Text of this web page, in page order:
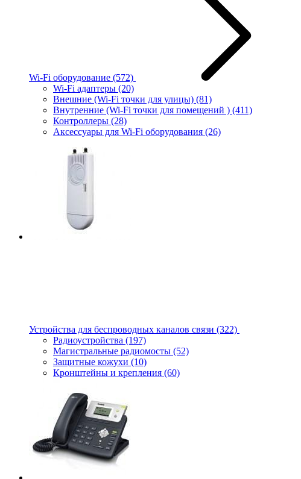
Wi-Fi оборудование (572)
Wi-Fi адаптеры (20)
Внешние (Wi-Fi точки для улицы) (81)
Внутренние (Wi-Fi точки для помещений ) (411)
Контроллеры (28)
Аксессуары для Wi-Fi оборудования (26)
Устройства для беспроводных каналов связи (322)
Радиоустройства (197)
Магистральные радиомосты (52)
Защитные кожухи (10)
Кронштейны и крепления (60)